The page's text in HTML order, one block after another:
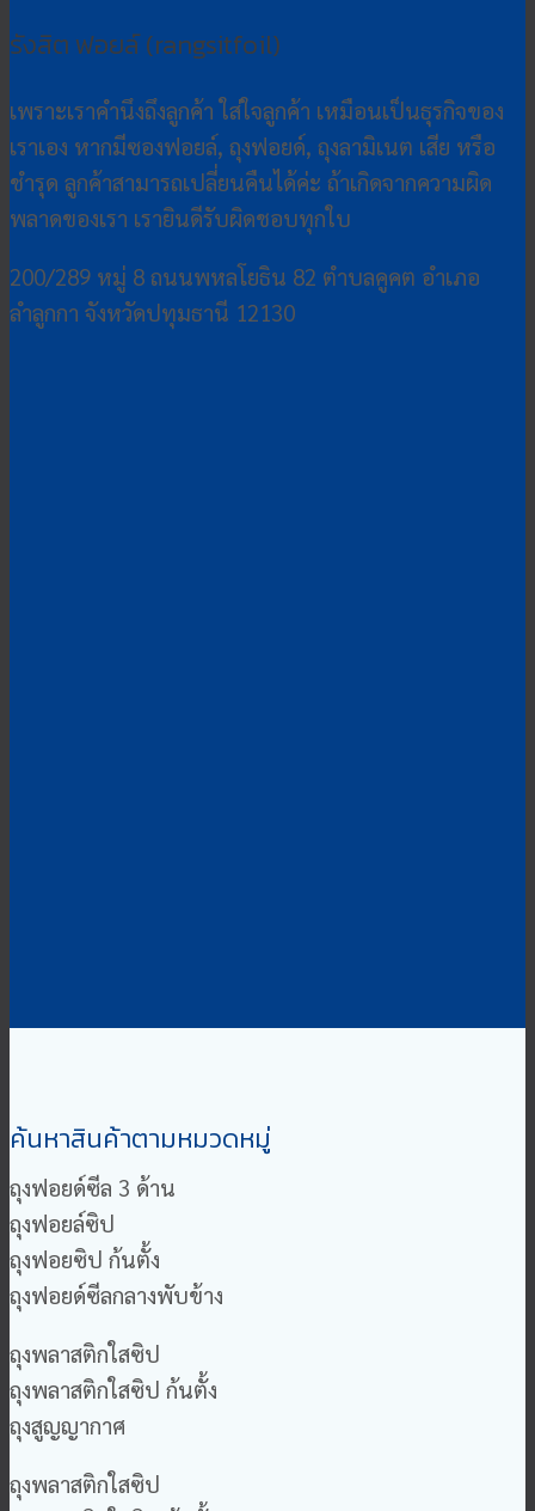
รังสิต ฟอยล์ (rangsitfoil)
เพราะเราคำนึงถึงลูกค้า ใส่ใจลูกค้า เหมือนเป็นธุรกิจของ
เราเอง หากมีซองฟอยล์, ถุงฟอยด์, ถุงลามิเนต เสีย หรือ
ชำรุด ลูกค้าสามารถเปลี่ยนคืนได้ค่ะ ถ้าเกิดจากความผิด
พลาดของเรา เรายินดีรับผิดชอบทุกใบ
200/289 หมู่ 8 ถนนพหลโยธิน 82 ตำบลคูคต อำเภอ
ลำลูกกา จังหวัดปทุมธานี 12130
ค้นหาสินค้าตามหมวดหมู่
ถุงฟอยด์ซีล 3 ด้าน
ถุงฟอยล์ซิป
ถุงฟอยซิป ก้นตั้ง
ถุงฟอยด์ซีลกลางพับข้าง
ถุงพลาสติกใสซิป
ถุงพลาสติกใสซิป ก้นตั้ง
ถุงสูญญากาศ
ถุงพลาสติกใสซิป